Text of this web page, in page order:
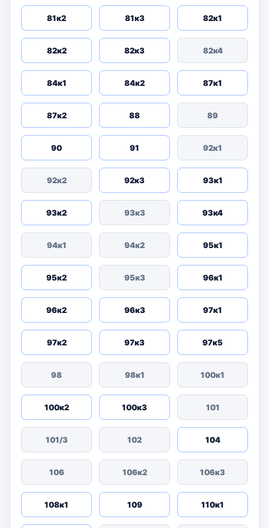
81к2 81к3 82к1
82к2 82к3 82к4
84к1 84к2 87к1
87к2 88 89
90 91 92к1
92к2 92к3 93к1
93к2 93к3 93к4
94к1 94к2 95к1
95к2 95к3 96к1
96к2 96к3 97к1
97к2 97к3 97к5
98 98к1 100к1
100к2 100к3 101
101/3 102 104
106 106к2 106к3
108к1 109 110к1